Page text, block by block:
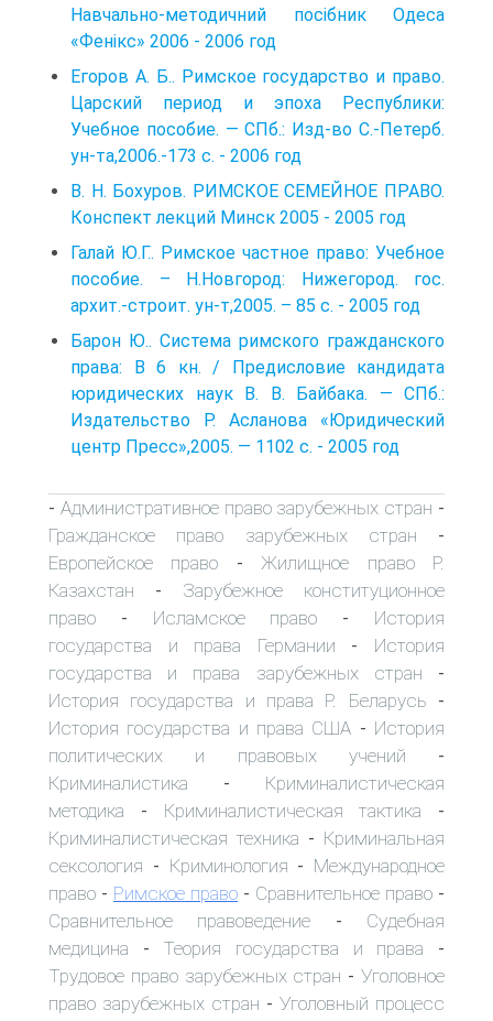
Навчально-методичний посібник Одеса
«Фенікс» 2006 - 2006 год
Егоров А. Б.. Римское государство и право.
Царский период и эпоха Республики:
Учебное пособие. — СПб.: Изд-во С.-Петерб.
ун-та,2006.-173 с. - 2006 год
В. Н. Бохуров. РИМСКОЕ СЕМЕЙНОЕ ПРАВО.
Конспект лекций Минск 2005 - 2005 год
Галай Ю.Г.. Римское частное право: Учебное
пособие. – Н.Новгород: Нижегород. гос.
архит.-строит. ун-т,2005. – 85 с. - 2005 год
Барон Ю.. Система римского гражданского
права: В 6 кн. / Предисловие кандидата
юридических наук В. В. Байбака. — СПб.:
Издательство Р. Асланова «Юридический
центр Пресс»,2005. — 1102 с. - 2005 год
- Административное право зарубежных стран -
Гражданское право зарубежных стран -
Европейское право - Жилищное право Р.
Казахстан - Зарубежное конституционное
право - Исламское право - История
государства и права Германии - История
государства и права зарубежных стран -
История государства и права Р. Беларусь -
История государства и права США - История
политических и правовых учений -
Криминалистика - Криминалистическая
методика - Криминалистическая тактика -
Криминалистическая техника - Криминальная
сексология - Криминология - Международное
право - Римское право - Сравнительное право -
Сравнительное правоведение - Судебная
медицина - Теория государства и права -
Трудовое право зарубежных стран -Уголовное
право зарубежных стран - Уголовный процесс